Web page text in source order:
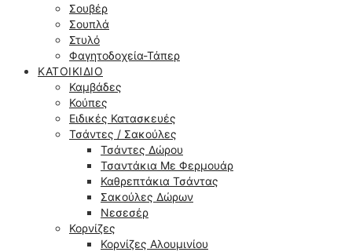
Σουβέρ
Σουπλά
Στυλό
Φαγητοδοχεία-Τάπερ
ΚΑΤΟΙΚΊΔΙΟ
Καμβάδες
Κούπες
Ειδικές Κατασκευές
Τσάντες / Σακούλες
Τσάντες Δώρου
Τσαντάκια Με Φερμουάρ
Καθρεπτάκια Τσάντας
Σακούλες Δώρων
Νεσεσέρ
Κορνίζες
Κορνίζες Αλουμινίου